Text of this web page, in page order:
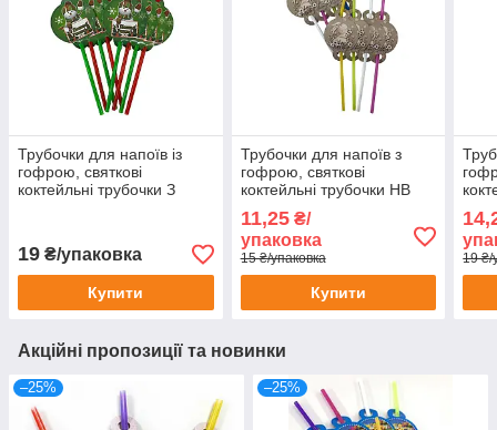
Трубочки для напоїв із
гофрою, святкові
коктейльні трубочки З
19 ₴/упаковка
Купити
Трубочки для напоїв з
гофрою, святкові
коктейльні трубочки HB
кремовий зайчик, 8 шт
11,25₴/
упаковка
15 ₴/упаковка
Купити
шт
19 ₴/
Акційні пропозиції та новинки
–25% –25%